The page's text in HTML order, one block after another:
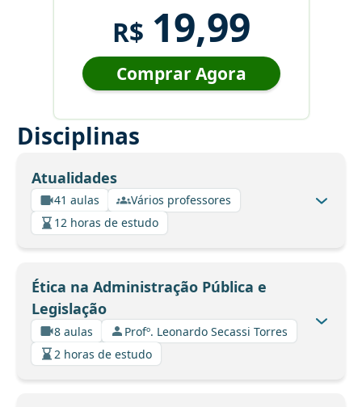
R$ 19,99
Comprar Agora
Disciplinas
Atualidades
41 aulas
Vários professores
12 horas de estudo
Ética na Administração Pública e
Legislação
8 aulas
Profº. Leonardo Secassi Torres
2 horas de estudo